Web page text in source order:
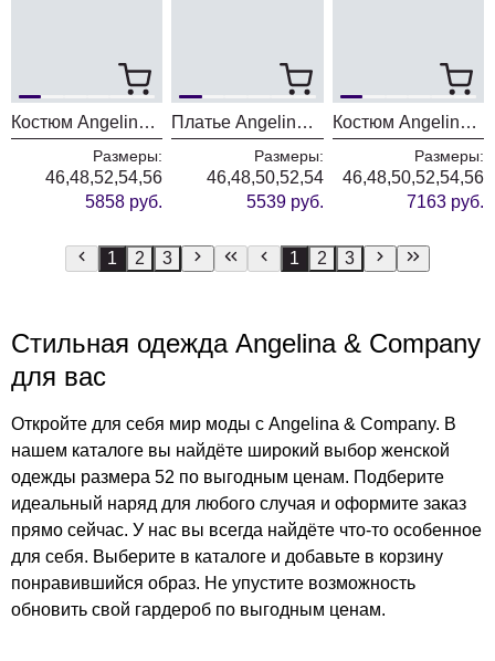
Костюм Angelina & Company 1143
Размеры:
46,48,52,54,56
5858 руб.
Платье Angelina & Company 1141
Размеры:
46,48,50,52,54
5539 руб.
Костюм Angelina & Company 1140
Размеры:
46,48,50,52,54,56
7163 руб.
1 2 3 1 2 3
Стильная одежда Angelina & Company
для вас
Откройте для себя мир моды с Angelina & Company. В
нашем каталоге вы найдёте широкий выбор женской
одежды размера 52 по выгодным ценам. Подберите
идеальный наряд для любого случая и оформите заказ
прямо сейчас. У нас вы всегда найдёте что-то особенное
для себя. Выберите в каталоге и добавьте в корзину
понравившийся образ. Не упустите возможность
обновить свой гардероб по выгодным ценам.